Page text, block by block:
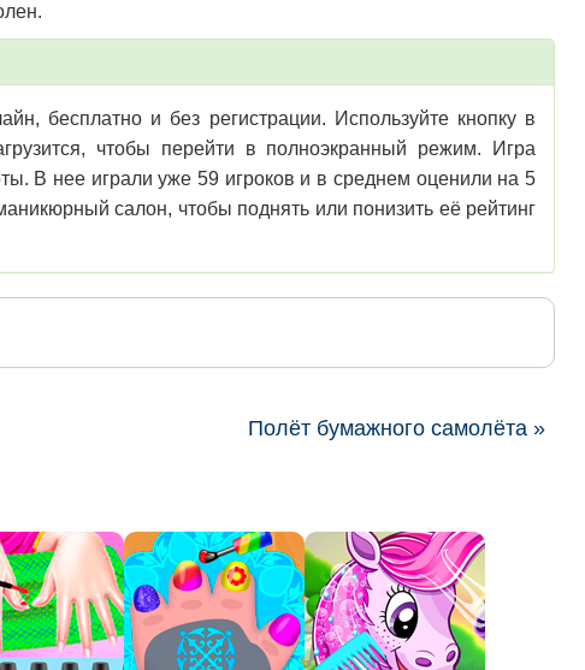
бесплатно и без регистрации. Используйте кнопку в
чтобы перейти в полноэкранный режим. Игра
В нее играли уже 59 игроков и в среднем оценили на 5
салон, чтобы поднять или понизить её рейтинг
Полёт бумажного самолёта »